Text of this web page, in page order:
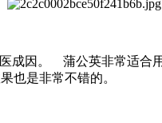
成因。 蒲公英非常适
也是非常不错的。